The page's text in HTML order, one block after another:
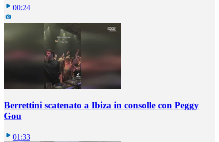
00:24
Berrettini scatenato a Ibiza in consolle con Peggy
Gou
01:33